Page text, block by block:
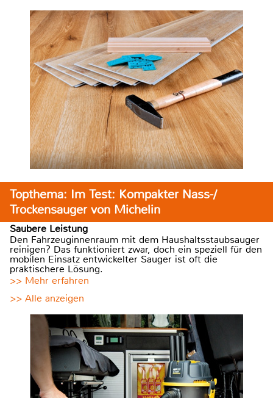
Topthema: Im Test: Kompakter Nass-/
Trockensauger von Michelin
Saubere Leistung
Den Fahrzeuginnenraum mit dem Haushaltsstaubsauger
reinigen? Das funktioniert zwar, doch ein speziell für den
mobilen Einsatz entwickelter Sauger ist oft die
praktischere Lösung.
>> Mehr erfahren
>> Alle anzeigen